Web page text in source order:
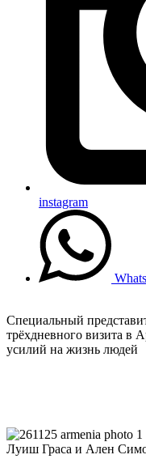
instagram
Специальный
трёхдневного визита в
усилий на жизнь людей
Луиш Граса и Ален